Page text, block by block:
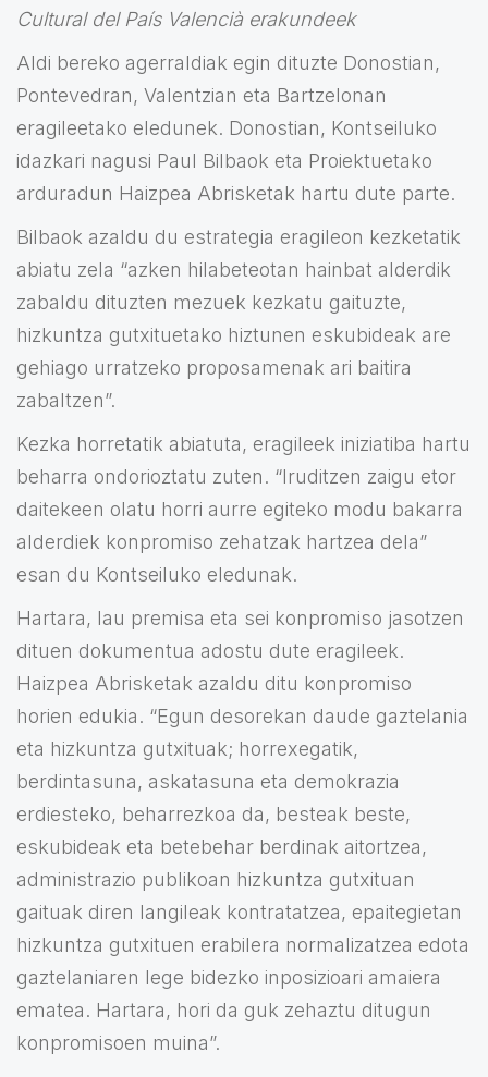
Cultural del País Valencià erakundeek
Aldi bereko agerraldiak egin dituzte Donostian,
Pontevedran, Valentzian eta Bartzelonan
eragileetako eledunek. Donostian, Kontseiluko
idazkari nagusi Paul Bilbaok eta Proiektuetako
arduradun Haizpea Abrisketak hartu dute parte.
Bilbaok azaldu du estrategia eragileon kezketatik
abiatu zela “azken hilabeteotan hainbat alderdik
zabaldu dituzten mezuek kezkatu gaituzte,
hizkuntza gutxituetako hiztunen eskubideak are
gehiago urratzeko proposamenak ari baitira
zabaltzen”.
Kezka horretatik abiatuta, eragileek iniziatiba hartu
beharra ondorioztatu zuten. “Iruditzen zaigu etor
daitekeen olatu horri aurre egiteko modu bakarra
alderdiek konpromiso zehatzak hartzea dela”
esan du Kontseiluko eledunak.
Hartara, lau premisa eta sei konpromiso jasotzen
dituen dokumentua adostu dute eragileek.
Haizpea Abrisketak azaldu ditu konpromiso
horien edukia. “Egun desorekan daude gaztelania
eta hizkuntza gutxituak; horrexegatik,
berdintasuna, askatasuna eta demokrazia
erdiesteko, beharrezkoa da, besteak beste,
eskubideak eta betebehar berdinak aitortzea,
administrazio publikoan hizkuntza gutxituan
gaituak diren langileak kontratatzea, epaitegietan
hizkuntza gutxituen erabilera normalizatzea edota
gaztelaniaren lege bidezko inposizioari amaiera
ematea. Hartara, hori da guk zehaztu ditugun
konpromisoen muina”.